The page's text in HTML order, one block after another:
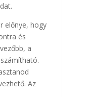
előnye, hogy
és
a
Az